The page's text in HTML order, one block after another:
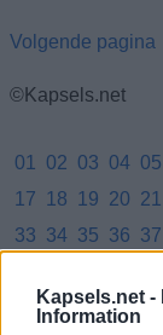
Kapsels.net -
Information
Volgende pagina
©Kapsels.net
01 02 03 04 05
17
18 19 20 21
33 34 35 36 37
66 67 68 69